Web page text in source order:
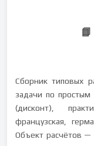
Сборник типовых
задачи по
(дисконт),
французская,
Объект расчётов —